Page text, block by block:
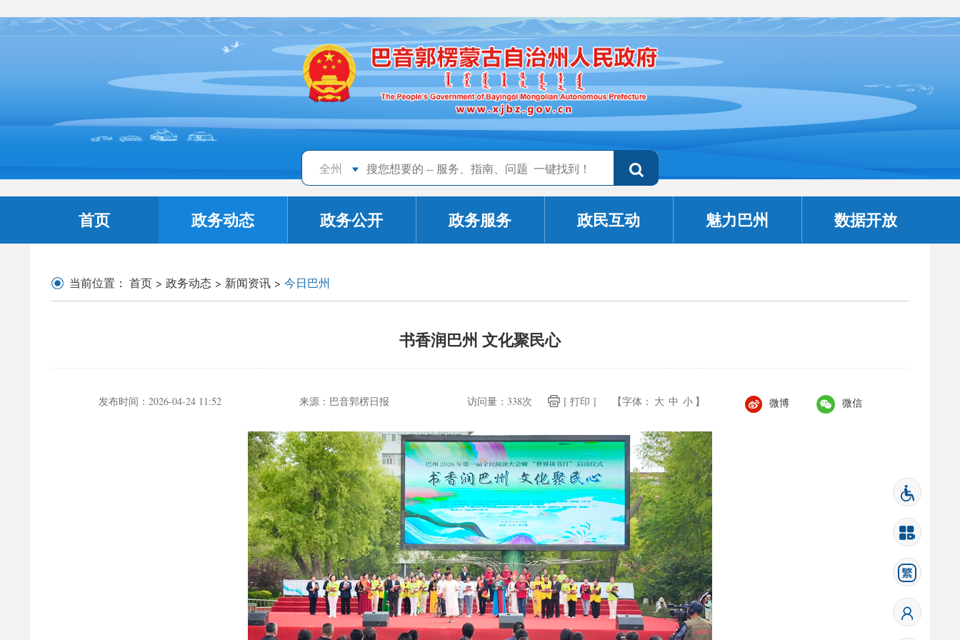
全州
首页 政务动态 政务公开 政务服务 政民互动 魅力巴州 数据开放
当前位置： 首页 > 政务动态 > 新闻资讯 > 今日巴州
书香润巴州 文化聚民心
发布时间： 2026-04-24 11:52 来源： 巴音郭楞日报 访问量： 338次 [ 打印 ] 【字体： 大 中 小 】 微博 微信